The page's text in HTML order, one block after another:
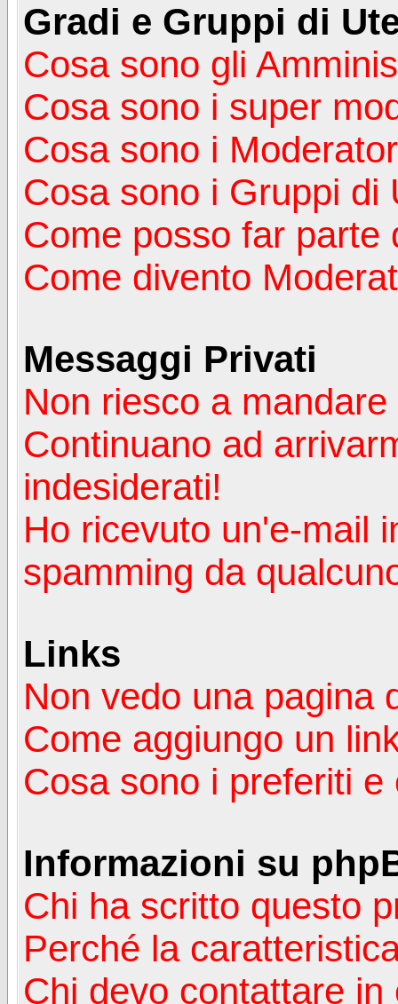
Gradi e Gruppi di
Cosa sono gli
Cosa sono i super
Cosa sono i
Cosa sono i Gruppi di
Come posso far parte
Come divento
Messaggi Privati
Non riesco a
Continuano ad
indesiderati!
Ho ricevuto un'e-mail
spamming da
Links
Non vedo una pagina
Come aggiungo un
Cosa sono i preferiti
Informazioni su
Chi ha scritto questo
Perché la
Chi devo contattare